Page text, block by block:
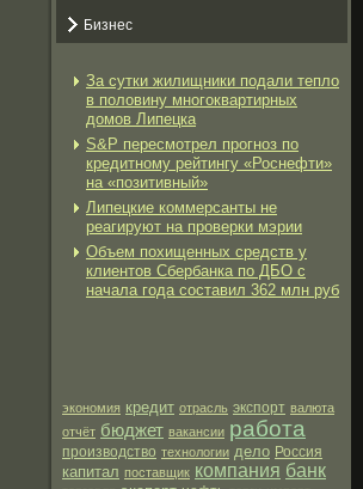
Бизнес
За сутки жилищники подали тепло
в половину многоквартирных
домов Липецка
S&P пересмотрел прогноз по
кредитному рейтингу «Роснефти»
на «позитивный»
Липецкие коммерсанты не
реагируют на проверки мэрии
Объем похищенных средств у
клиентов Сбербанка по ДБО с
начала года составил 362 млн руб
экономия кредит отрасль экспорт валюта
отчёт бюджет вакансии работа
производство технологии дело Россия
капитал поставщик компания банк